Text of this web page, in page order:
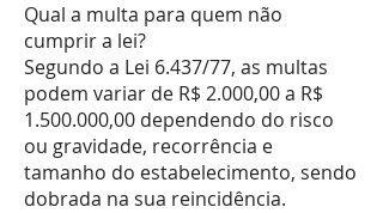
Qual a multa para quem não
cumprir a lei?
Segundo a Lei 6.437/77, as multas
podem variar de R$ 2.000,00 a R$
1.500.000,00 dependendo do risco
ou gravidade, recorrência e
tamanho do estabelecimento, sendo
dobrada na sua reincidência.